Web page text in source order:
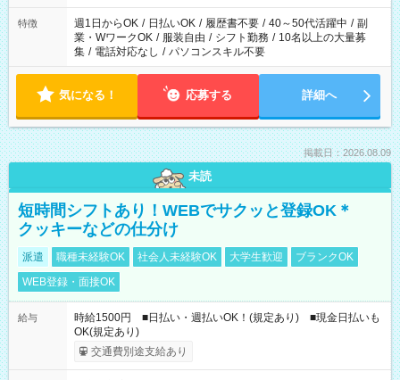
特徴 週1日からOK / 日払いOK / 履歴書不要 / 40～50代活躍中 / 副
業・WワークOK / 服装自由 / シフト勤務 / 10名以上の大量募
集 / 電話対応なし / パソコンスキル不要
気になる！ 応募する 詳細へ
掲載日：2026.08.09
未読
短時間シフトあり！WEBでサクッと登録OK＊
クッキーなどの仕分け
派遣 職種未経験OK 社会人未経験OK 大学生歓迎
ブランクOK
WEB登録・面接OK
給与
時給1500円 ■日払い・週払いOK！(規定あり) ■現金日払いも
OK(規定あり)
交通費別途支給あり